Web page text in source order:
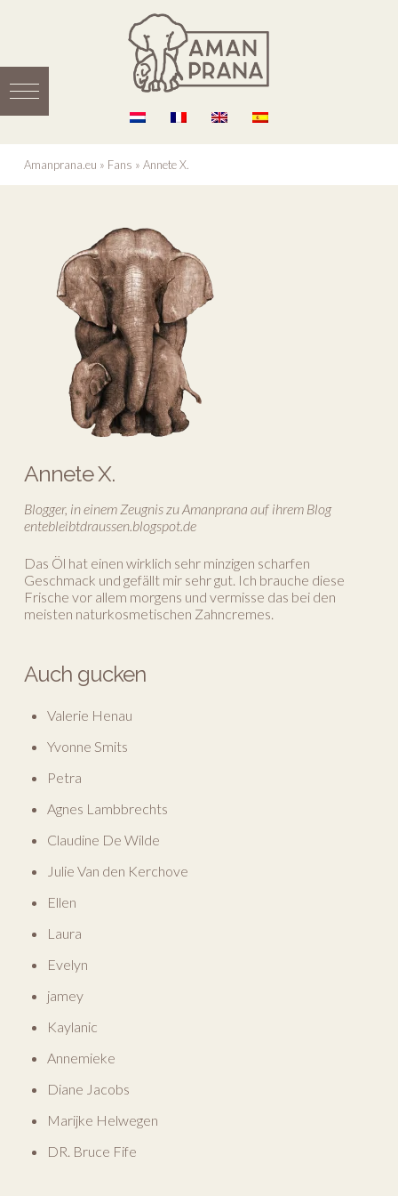
Amanprana.eu » Fans » Annete X.
Annete X.
Blogger, in einem Zeugnis zu Amanprana auf ihrem Blog
entebleibtdraussen.blogspot.de
Das Öl hat einen wirklich sehr minzigen scharfen
Geschmack und gefällt mir sehr gut. Ich brauche diese
Frische vor allem morgens und vermisse das bei den
meisten naturkosmetischen Zahncremes.
Auch gucken
Valerie Henau
Yvonne Smits
Petra
Agnes Lambbrechts
Claudine De Wilde
Julie Van den Kerchove
Ellen
Laura
Evelyn
jamey
Kaylanic
Annemieke
Diane Jacobs
Marijke Helwegen
DR. Bruce Fife